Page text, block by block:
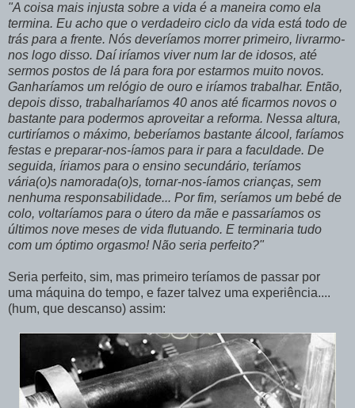
"A coisa mais injusta sobre a vida é a maneira como ela
termina. Eu acho que o verdadeiro ciclo da vida está todo de
trás para a frente. Nós deveríamos morrer primeiro, livrarmo-
nos logo disso. Daí iríamos viver num lar de idosos, até
sermos postos de lá para fora por estarmos muito novos.
Ganharíamos um relógio de ouro e iríamos trabalhar. Então,
depois disso, trabalharíamos 40 anos até ficarmos novos o
bastante para podermos aproveitar a reforma. Nessa altura,
curtiríamos o máximo, beberíamos bastante álcool, faríamos
festas e preparar-nos-íamos para ir para a faculdade. De
seguida, íriamos para o ensino secundário, teríamos
vária(o)s namorada(o)s, tornar-nos-íamos crianças, sem
nenhuma responsabilidade... Por fim, seríamos um bebé de
colo, voltaríamos para o útero da mãe e passaríamos os
últimos nove meses de vida flutuando. E terminaria tudo
com um óptimo orgasmo! Não seria perfeito?"
Seria perfeito, sim, mas primeiro teríamos de passar por
uma máquina do tempo, e fazer talvez uma experiência....
(hum, que descanso) assim: